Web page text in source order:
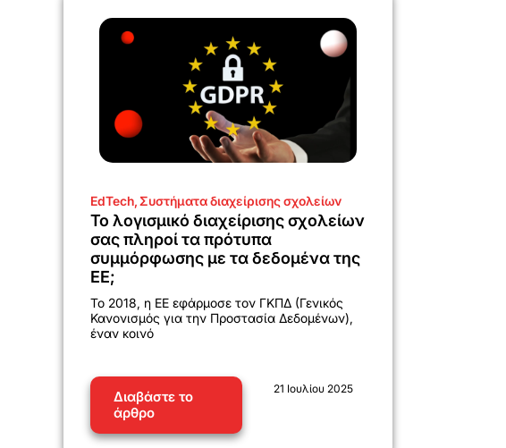
EdTech,Συστήματα διαχείρισης σχολείων
Το λογισμικό διαχείρισης σχολείων
σας πληροί τα πρότυπα
συμμόρφωσης με τα δεδομένα της
ΕΕ;
Το 2018, η ΕΕ εφάρμοσε τον ΓΚΠΔ (Γενικός
Κανονισμός για την Προστασία Δεδομένων),
έναν κοινό
Διαβάστε το
άρθρο
21 Ιουλίου 2025